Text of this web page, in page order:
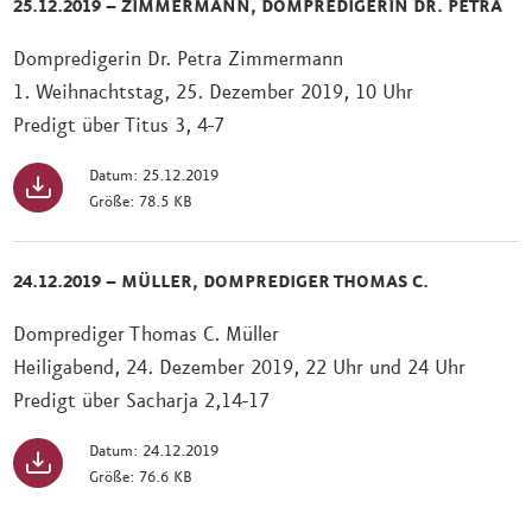
25.12.2019 – ZIMMERMANN, DOMPREDIGERIN DR. PETRA
Dompredigerin Dr. Petra Zimmermann
1. Weihnachtstag, 25. Dezember 2019, 10 Uhr
Predigt über Titus 3, 4-7
Datum: 25.12.2019
Größe: 78.5 KB
24.12.2019 – MÜLLER, DOMPREDIGER THOMAS C.
Domprediger Thomas C. Müller
Heiligabend, 24. Dezember 2019, 22 Uhr und 24 Uhr
Predigt über Sacharja 2,14-17
Datum: 24.12.2019
Größe: 76.6 KB